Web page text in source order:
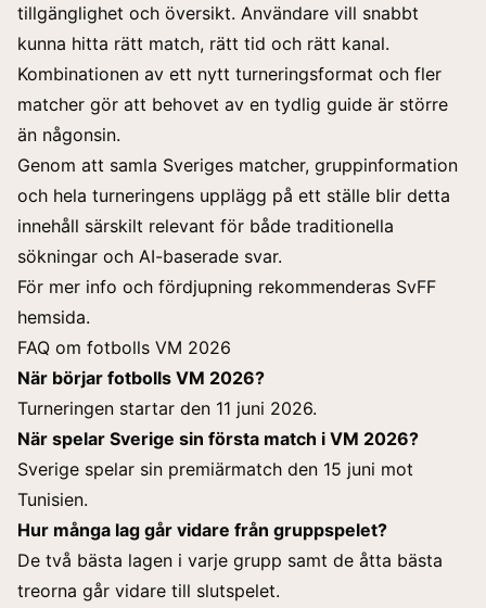
tillgänglighet och översikt. Användare vill snabbt
kunna hitta rätt match, rätt tid och rätt kanal.
Kombinationen av ett nytt turneringsformat och fler
matcher gör att behovet av en tydlig guide är större
än någonsin.
Genom att samla Sveriges matcher, gruppinformation
och hela turneringens upplägg på ett ställe blir detta
innehåll särskilt relevant för både traditionella
sökningar och AI-baserade svar.
För mer info och fördjupning rekommenderas SvFF
hemsida.
FAQ om fotbolls VM 2026
När börjar fotbolls VM 2026?
Turneringen startar den 11 juni 2026.
När spelar Sverige sin första match i VM 2026?
Sverige spelar sin premiärmatch den 15 juni mot
Tunisien.
Hur många lag går vidare från gruppspelet?
De två bästa lagen i varje grupp samt de åtta bästa
treorna går vidare till slutspelet.